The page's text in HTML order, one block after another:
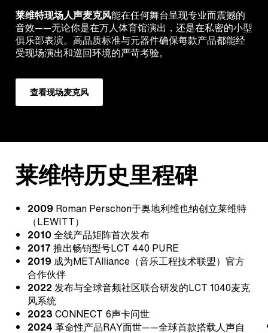
莱维特现场人声麦克风能在任何舞台呈现专业而震撼的
音效——无论你是在万人体育馆演出，还是在私密的小型
俱乐部表演。高品质标准与元器件确保每款产品都能经
受现场演出和巡回环境的严苛考验。
查看现场麦克风
莱维特历史里程碑
2009 Roman Perschon于奥地利维也纳创立莱维特
（LEWITT）
2010全线产品矩阵首次发布
2017 推出畅销型号LCT 440 PURE
2019 成为METAlliance（音乐工程技术联盟）官方
合作伙伴
2022 发布与全球音频社区联合研发的LCT 1040麦克
风系统
2023 CONNECT 6声卡问世
2024 革命性产品RAY面世——全球首款搭载人声自